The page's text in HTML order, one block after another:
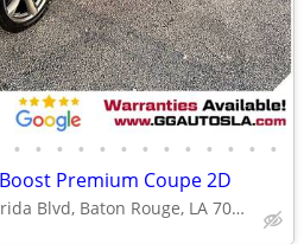
• • • • • • • • • • • • •
Premium Coupe 2D
8700 Florida Blvd, Baton Rouge, LA 70815